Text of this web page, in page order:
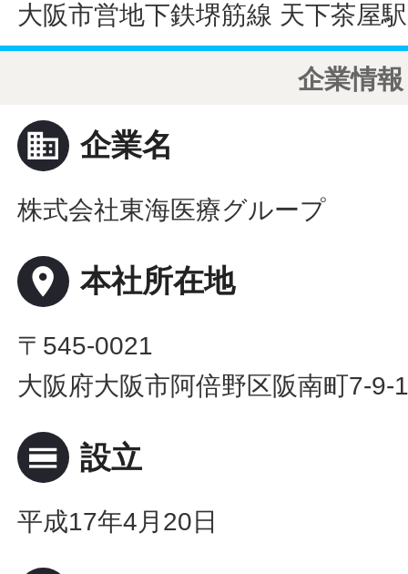
大阪市営地下鉄堺筋線 天下茶屋
企業情報
business 企業名
株式会社東海医療グループ
place 本社所在地
〒545-0021
大阪府大阪市阿倍野区阪南町7-9-
calendar_view_day 設立
平成17年4月20日